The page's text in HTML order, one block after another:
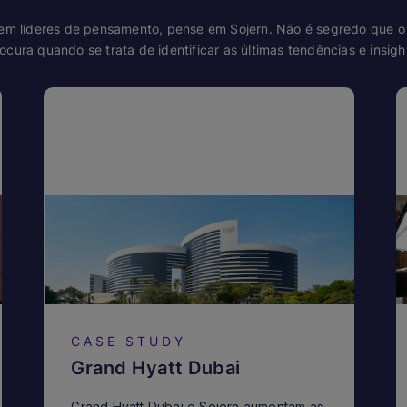
líderes de pensamento, pense em Sojern. Não é segredo que
quando se trata de identificar as últimas tendências e
CASE STUDY
Grand Hyatt Dubai